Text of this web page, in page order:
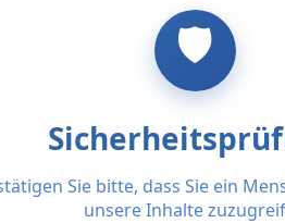
Sie bitte, dass Sie ein
unsere Inhalte